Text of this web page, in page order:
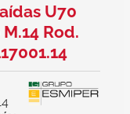
U70
Rod.